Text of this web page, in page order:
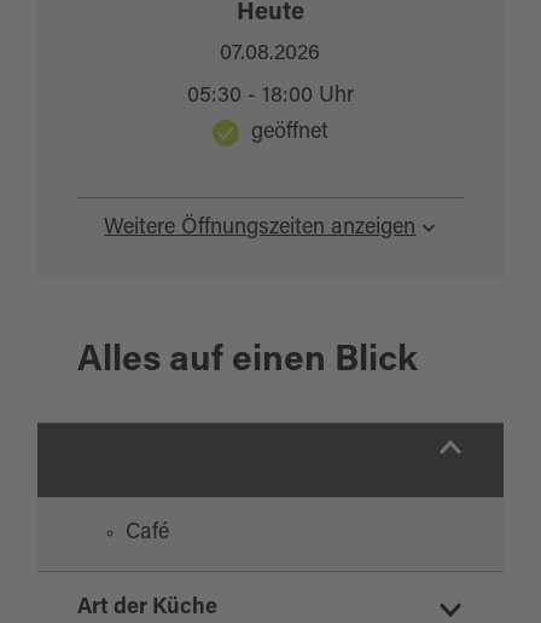
Weitere Öffnungszeiten anzeigen
Heute
07.08.2026
05:30 - 18:00 Uhr
geöffnet
Alles auf einen Blick
Café
Art der Küche